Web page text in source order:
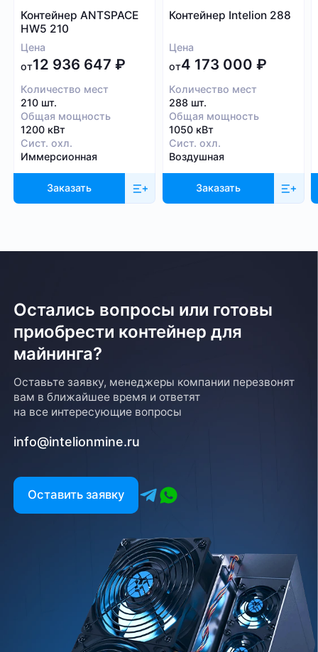
Заполните форму и мы свяжемся с вами в
ближайшее время
Заказать звонок
Контейнер ANTSPACE
HW5 210
Цена
от12 936 647 ₽
Количество мест
210 шт.
Общая мощность
1200 кВт
Сист. охл.
Иммерсионная
Заказать
Контейнер Intelion 288
Цена
от4 173 000₽
Количество мест
288 шт.
Общая мощность
1050 кВт
Сист. охл.
Воздушная
Заказать
Остались вопросы или готовы
приобрести контейнер для
майнинга?
Оставьте заявку, менеджеры компании перезвонят
вам в ближайшее время и ответят
на все интересующие вопросы
info@intelionmine.ru
Оставить заявку